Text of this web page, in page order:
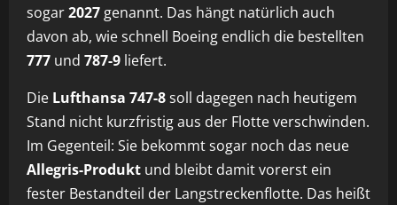
sogar2027 genannt. Das hängt natürlich auch
davon ab, wie schnell Boeing endlich die bestellten
777 und 787-9 liefert.
Die Lufthansa 747-8soll dagegen nach heutigem
Stand nicht kurzfristig aus der Flotte verschwinden.
Im Gegenteil: Sie bekommt sogar noch das neue
Allegris-Produkt und bleibt damit vorerst ein
fester Bestandteil der Langstreckenflotte. Das heißt